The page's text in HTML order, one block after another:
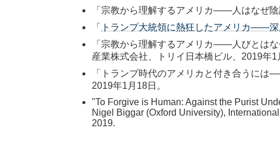
「宗教から理解するアメリカ――人はなぜ
「
トランプ大統領に熱狂したアメリカ――深
「宗教から理解するアメリカ――人びとは
産業株式会社、トリイ日本橋ビル、2019年1
「トランプ時代のアメリカと付き合うには
2019年1月18日。
"To Forgive is Human: Against the Purist
Nigel Biggar (Oxford University),
2019.